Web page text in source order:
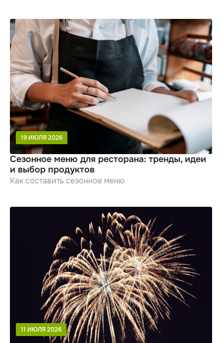
19 ИЮЛЯ 2026
Сезонное меню для ресторана: тренды, идеи
и выбор продуктов
Как составить сезонное меню
11 ИЮЛЯ 2026